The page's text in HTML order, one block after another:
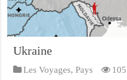
Ukraine
Les Voyages,Pays 105